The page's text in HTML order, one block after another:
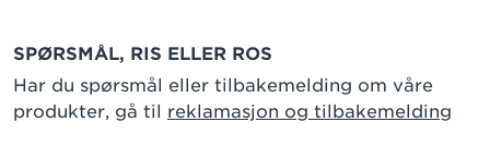
SPØRSMÅL, RIS ELLER ROS
Har du spørsmål eller tilbakemelding om våre
produkter, gå til reklamasjon og tilbakemelding